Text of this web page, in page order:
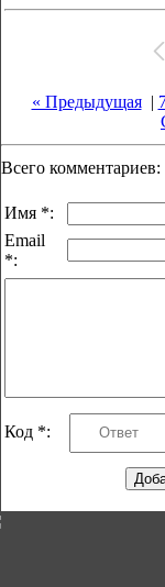
« Предыдущая|
Всего комментариев:
Имя *:
Email
*:
Код *: